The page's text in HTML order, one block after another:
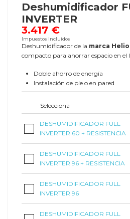
Deshumidificador
INVERTER
3.417 €
Impuestos incluidos
Deshumidificador de la marca
compacto para ahorrar espacio en el
Doble ahorro de energía
Instalación de pie o en pared
Selecciona
DESHUMIDIFICADOR FULL
INVERTER 60 + RESISTENCIA
DESHUMIDIFICADOR FULL
INVERTER 96 + RESISTENCIA
DESHUMIDIFICADOR FULL
INVERTER 96
DESHUMIDIFICADOR FULL